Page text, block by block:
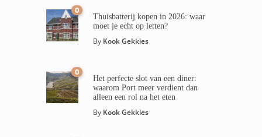
0
Thuisbatterij kopen in 2026: waar
moet je echt op letten?
By Kook Gekkies
0
Het perfecte slot van een diner:
waarom Port meer verdient dan
alleen een rol na het eten
By Kook Gekkies